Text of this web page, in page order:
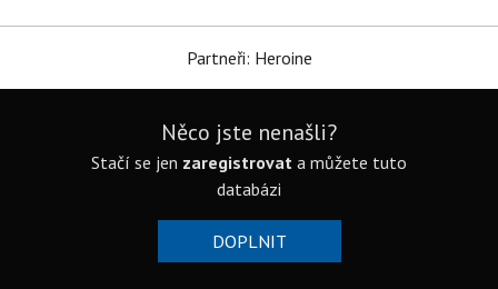
Partneři: Heroine
Něco jste nenašli?
Stačí se jen zaregistrovat a můžete tuto
databázi
DOPLNIT